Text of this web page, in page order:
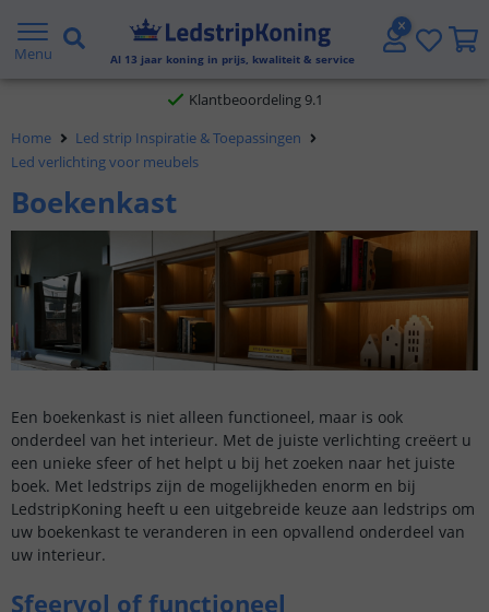
Menu Al 13 jaar koning in prijs, kwaliteit & service
Gratis verzending vanaf € 20,- NL en BE
Klantbeoordeling 9.1
Voor 23:45 uur besteld,morgen in huis
Home
Led strip Inspiratie & Toepassingen
Led verlichting voor meubels
Boekenkast
Een boekenkast is niet alleen functioneel, maar is ook
onderdeel van het interieur. Met de juiste verlichting creëert u
een unieke sfeer of het helpt u bij het zoeken naar het juiste
boek. Met ledstrips zijn de mogelijkheden enorm en bij
LedstripKoning heeft u een uitgebreide keuze aan ledstrips om
uw boekenkast te veranderen in een opvallend onderdeel van
uw interieur.
Sfeervol of functioneel